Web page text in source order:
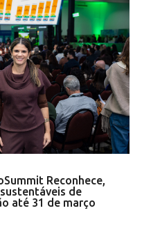
Reconhece,
de
até 31 de março